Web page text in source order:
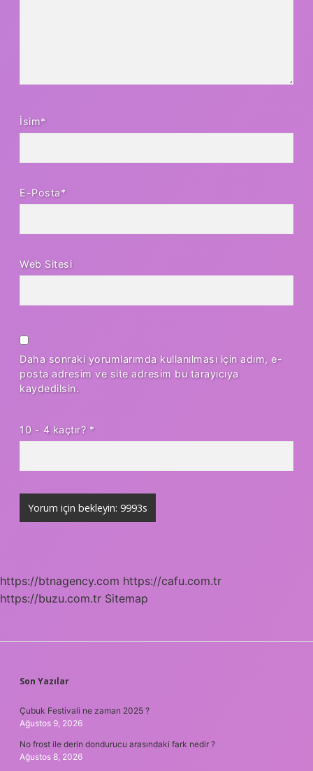
İsim*
E-Posta*
Web Sitesi
Daha sonraki yorumlarımda kullanılması için adım, e-
posta adresim ve site adresim bu tarayıcıya
kaydedilsin.
10 - 4 kaçtır? *
https://btnagency.com https://cafu.com.tr
https://buzu.com.tr Sitemap
SIDEBAR
Son Yazılar
Çubuk Festivali ne zaman 2025 ?
Ağustos 9, 2026
No frost ile derin dondurucu arasındaki fark nedir ?
Ağustos 8, 2026